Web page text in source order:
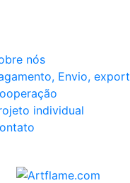
nós
Envio, export
individual